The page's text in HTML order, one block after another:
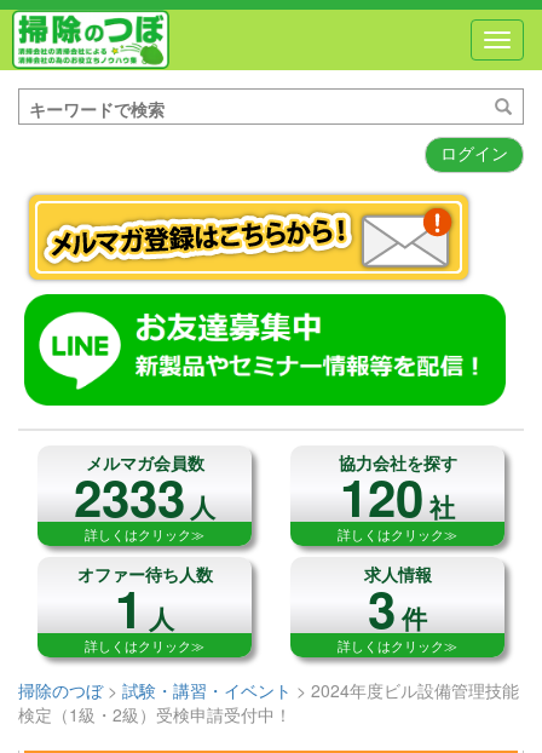
ログイン
メルマガ会員数
2333人
詳しくはクリック≫
協力会社を探す
120社
詳しくはクリック≫
オファー待ち人数
1人
詳しくはクリック≫
求人情報
3件
詳しくはクリック≫
掃除のつぼ> 試験・講習・イベント > 2024年度ビル設備管理技能
検定（1級・2級）受検申請受付中！